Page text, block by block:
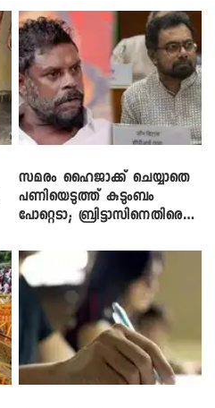
സമരം ഹൈജാക്ക് ചെയ്യാതെ
പണിയെടുത്ത് കുടുംബം
പോറ്റെടാ; ബ്രിട്ടാസിനെതിരെ